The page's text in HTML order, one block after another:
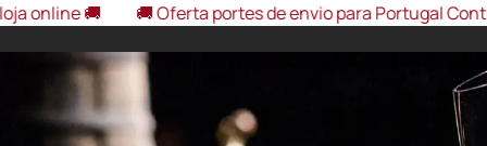
🚚 🚚 Oferta portes de envio para Portugal Continental,